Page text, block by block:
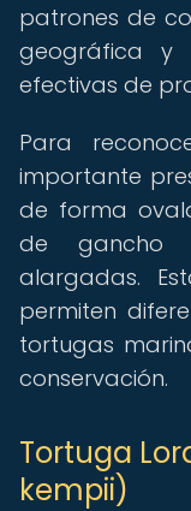
patrones de
geográfica y
efectivas de
Para
importante
de forma
de gancho
alargadas.
permiten
tortugas
conservación.
Tortuga
kempii)